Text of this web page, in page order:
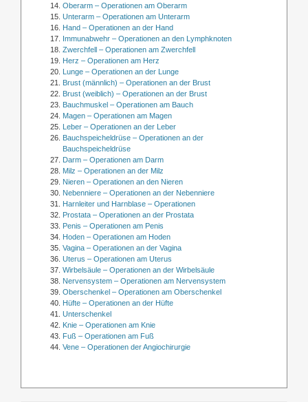
Oberarm – Operationen am Oberarm
Unterarm – Operationen am Unterarm
Hand – Operationen an der Hand
Immunabwehr – Operationen an den Lymphknoten
Zwerchfell – Operationen am Zwerchfell
Herz – Operationen am Herz
Lunge – Operationen an der Lunge
Brust (männlich) – Operationen an der Brust
Brust (weiblich) – Operationen an der Brust
Bauchmuskel – Operationen am Bauch
Magen – Operationen am Magen
Leber – Operationen an der Leber
Bauchspeicheldrüse – Operationen an der
Bauchspeicheldrüse
Darm – Operationen am Darm
Milz – Operationen an der Milz
Nieren – Operationen an den Nieren
Nebenniere – Operationen an der Nebenniere
Harnleiter und Harnblase – Operationen
Prostata – Operationen an der Prostata
Penis – Operationen am Penis
Hoden – Operationen am Hoden
Vagina – Operationen an der Vagina
Uterus – Operationen am Uterus
Wirbelsäule – Operationen an der Wirbelsäule
Nervensystem – Operationen am Nervensystem
Oberschenkel – Operationen am Oberschenkel
Hüfte – Operationen an der Hüfte
Unterschenkel
Knie – Operationen am Knie
Fuß – Operationen am Fuß
Vene – Operationen der Angiochirurgie